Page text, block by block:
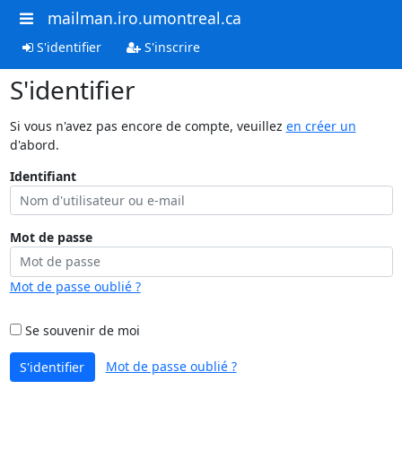
mailman.iro.umontreal.ca
S'identifier S'inscrire
S'identifier
Si vous n'avez pas encore de compte, veuillez en créer un
d'abord.
Identifiant
Mot de passe
Mot de passe oublié ?
Se souvenir de moi
S'identifier Mot de passe oublié ?